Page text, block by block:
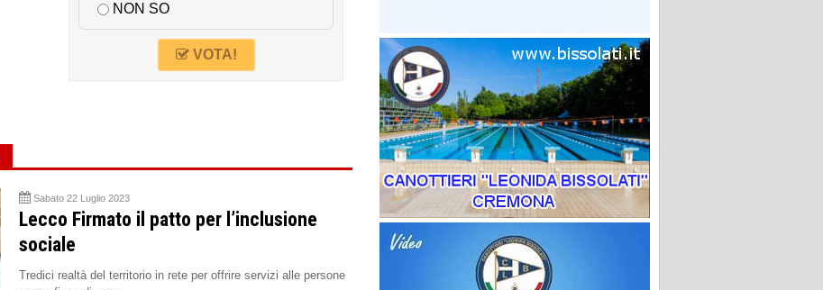
NON SO
VOTA!
Sabato 22 Luglio 2023
Lecco Firmato il patto per l’inclusione
sociale
Tredici realtà del territorio in rete per offrire servizi alle persone